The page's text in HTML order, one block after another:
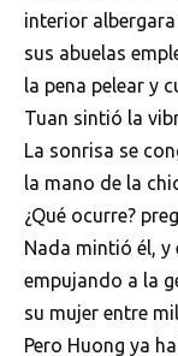
interior
sus abuelas
la pena pelear y
Tuan sintió la
La sonrisa se
la mano de la
¿Qué ocurre?
Nada mintió él, y
empujando a la
su mujer entre
Pero Huong ya